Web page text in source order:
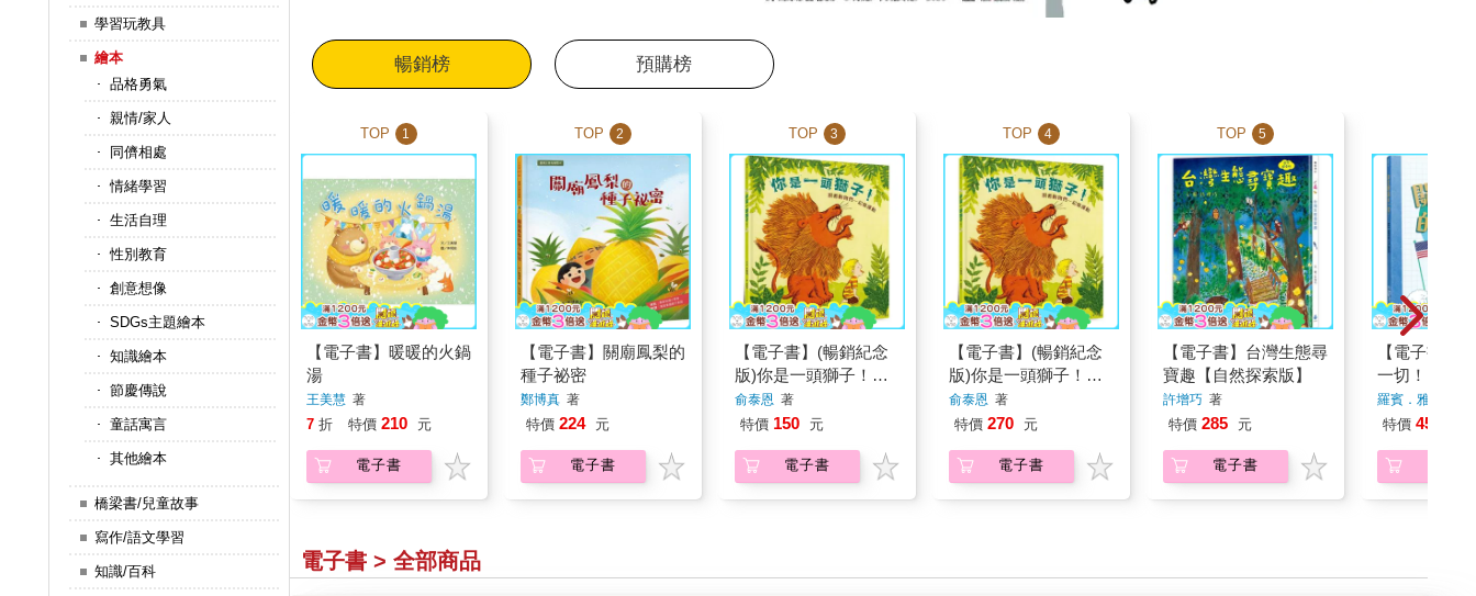
學習玩教具
繪本
品格勇氣
親情/家人
同儕相處
情緒學習
生活自理
性別教育
創意想像
SDGs主題繪本
知識繪本
節慶傳說
童話寓言
其他繪本
橋梁書/兒童故事
寫作/語文學習
知識/百科
暢銷榜 預購榜
TOP 1
【電子書】暖暖的火鍋
湯
王美慧著
7 折 特價 210 元
電子書
TOP 2
【電子書】關廟鳳梨的
種子祕密
鄭博真著
特價 224 元
電子書
TOP 3
【電子書】(暢銷紀念
版)你是一頭獅子！：
跟著動物們一起做運動
（有聲書）
俞泰恩 著
特價 150 元
電子書
TOP 4
【電子書】(暢銷紀念
版)你是一頭獅子！：
跟著動物們一起做運動
俞泰恩 著
特價 270 元
電子書
TOP 5
【電子書】台灣生態尋
寶趣【自然探索版】
許增巧著
特價 285 元
電子書
【電子書】
一切！
羅賓．雅各布斯
特價 455
電子書 > 全部商品